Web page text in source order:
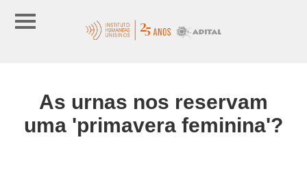
As urnas nos reservam
uma 'primavera feminina'?